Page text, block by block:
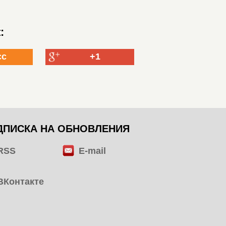
+1
НА ОБНОВЛЕНИЯ
E-mail